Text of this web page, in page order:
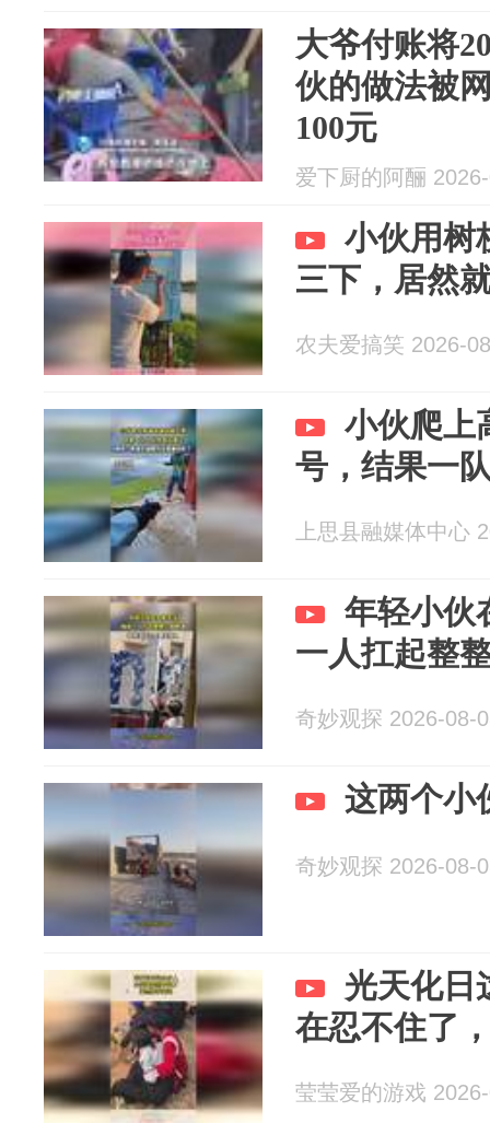
大爷付账将
伙的做法被
100元
爱下厨的阿酾
小伙用树
三下，居然
农夫爱搞笑 2026-
小伙爬上
号，结果一
上思县融媒体中心
年轻小伙
一人扛起整
奇妙观探 2026-08-
这两个小
奇妙观探 2026-08-
光天化日
在忍不住了
莹莹爱的游戏